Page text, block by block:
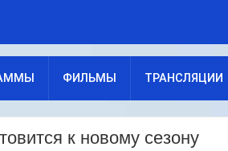
ФИЛЬМЫ ТРАНСЛЯЦИИ
к новому сезону